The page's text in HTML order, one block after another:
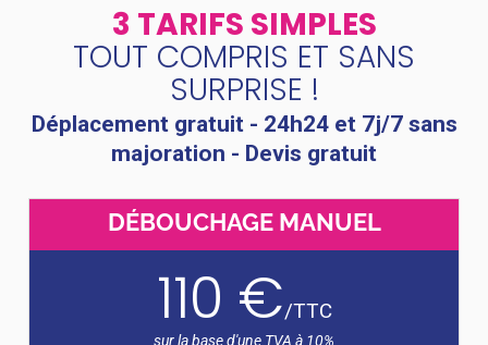
3 TARIFS SIMPLES
TOUT COMPRIS ET SANS
SURPRISE !
Déplacement gratuit - 24h24 et 7j/7 sans
majoration - Devis gratuit
DÉBOUCHAGE MANUEL
110 €/TTC